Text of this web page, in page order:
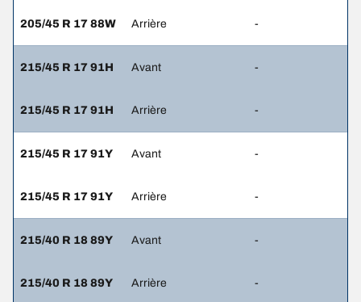
205/45 R 17 88W Arrière -
215/45 R 17 91H Avant -
215/45 R 17 91H Arrière -
215/45 R 17 91Y Avant -
215/45 R 17 91Y Arrière -
215/40 R 18 89Y Avant -
215/40 R 18 89Y Arrière -